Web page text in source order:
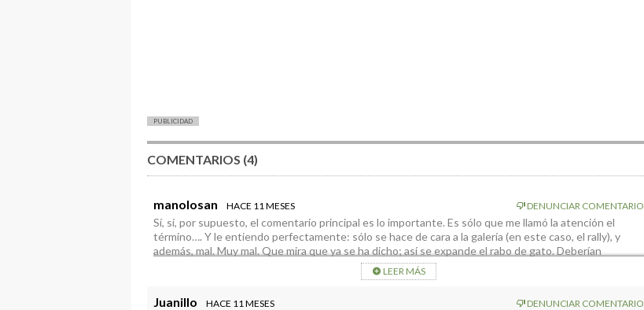
PUBLICIDAD
COMENTARIOS (4)
manolosan HACE 11 MESES DENUNCIAR COMENTARIO
Sí, sí, por supuesto, el comentario principal es lo importante. Es sólo que me llamó la atención el
término…. Y le entiendo perfectamente: sólo se hace de cara a la galería (en este caso, el rally), y
además, mal. Muy mal. Que mira que ya se ha dicho; así se expande el rabo de gato. Deberían
declararlo autóctono porque ya hay más que plataneras … La carrerita….
La carrerita tiene gente importante muy aficionada…
LEER MÁS
Juanillo HACE 11 MESES DENUNCIAR COMENTARIO